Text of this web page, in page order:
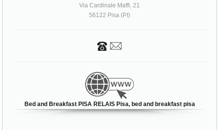
Via Cardinale Maffi, 21
56122 Pisa (PI)
Bed and Breakfast PISA RELAIS Pisa, bed and breakfast pisa